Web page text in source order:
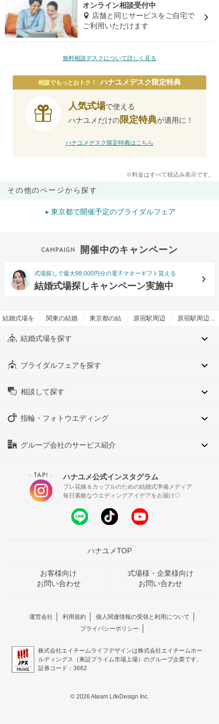
オンライン相談受付中
店舗と同じサービスをご自宅で
ご利用いただけます
無料相談デスクについて詳しく見る
相談でもっとおトク！ ハナユメデスク限定特典
人気式場で使える
ハナユメだけの限定特典が適用に！
ハナユメデスク限定特典はこちら
※料金はすべて税込み表示です。
その他のページから探す
東京都で開催予定のブライダルフェア
開催中のキャンペーン
式場探しで最大98,000円分の電子マネーギフト貰える
結婚式場探しキャンペーン実施中
結婚式場を探すならハナユメ
関東の結婚式場東京都の結婚式場原宿駅周辺の結婚式場 原宿駅周辺の仏前式でおすすめの結婚式場・挙式会場一覧
結婚式場を探す
ブライダルフェアを探す
相談して探す
指輪・フォトウエディング
グループ会社のサービス紹介
＼ TAP! ／ ハナユメ公式インスタグラム
プレ花嫁＆カップルのための結婚式準備メディア
毎日素敵なウエディングアイデアをお届け♡
ハナユメTOP
お客様向け
お問い合わせ
式場様・企業様向け
お問い合わせ
運営会社 利用規約
個人関連情報の受領と利用について
プライバシーポリシー
株式会社エイチームライフデザインは株式会社エイチームホー
ルディングス（東証プライム市場上場）のグループ企業です。
証券コード：3662
© 2026 Ateam LifeDesign Inc.